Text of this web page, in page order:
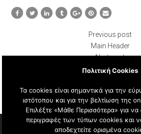
Previous post
Main Header
Next post
PROMOBAR-3
Πολιτική Cookies
Τα cookies είναι σημαντικά για την
ιστότοπου και για την βελτίωση της
Επιλέξτε «Μάθε Περισσότερα» για να
περιγραφές των τύπων cookies και
αποδεχτείτε ορισμένα